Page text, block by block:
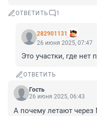
ОТВЕТИТЬ 1
282901131
26 июня 2025, 07:47
Это участки, где нет
ОТВЕТИТЬ
Гость
26 июня 2025, 06:43
А почему летают через